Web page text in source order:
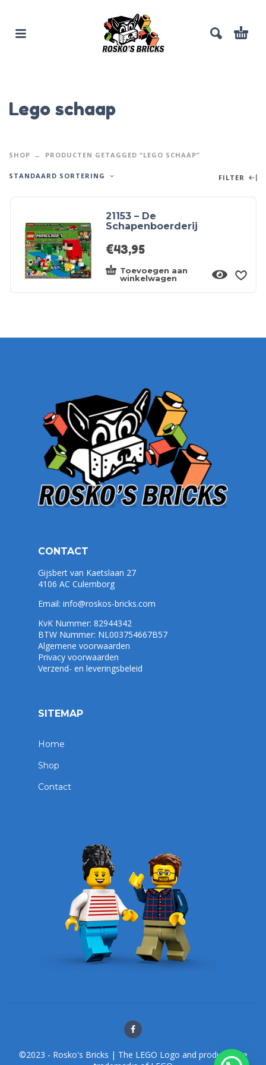
Lego schaap
SHOP PRODUCTEN GETAGGED “LEGO SCHAAP”
STANDAARD SORTERING FILTER
21153 – De
Schapenboerderij
€43,95
Toevoegen aan
winkelwagen
CONTACT
Gijsbert van Kaetslaan 27
4106 AC Culemborg
Email: info@roskos-bricks.com
KvK Nummer: 82944342
BTW Nummer: NL003754667B57
Algemene voorwaarden
Privacy voorwaarden
Verzend- en leveringsbeleid
SITEMAP
Home
Shop
Contact
©2023 - Rosko's Bricks | The LEGO Logo and products are